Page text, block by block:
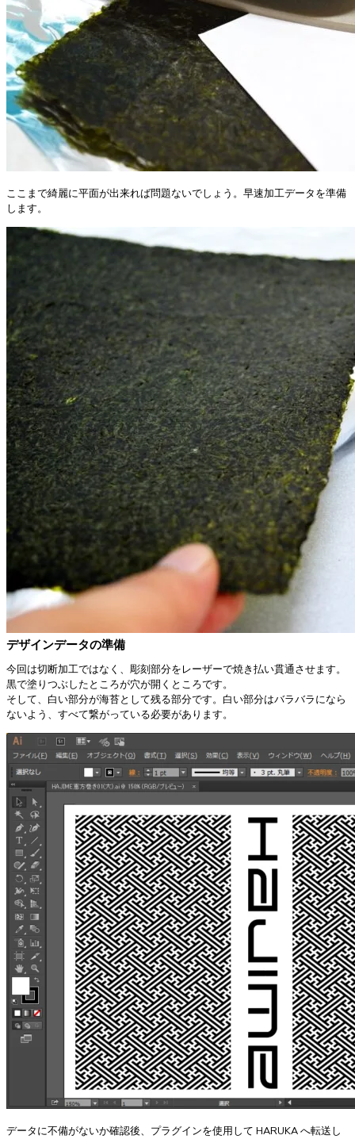
ここまで綺麗に平面が出来れば問題ないでしょう。早速加工データを準備
します。
デザインデータの準備
今回は切断加工ではなく、彫刻部分をレーザーで焼き払い貫通させます。
黒で塗りつぶしたところが穴が開くところです。
そして、白い部分が海苔として残る部分です。白い部分はバラバラになら
ないよう、すべて繋がっている必要があります。
データに不備がないか確認後、プラグインを使用して HARUKA へ転送し